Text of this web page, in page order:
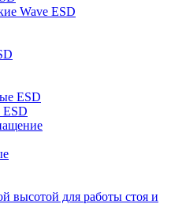
Wave ESD
ESD
ESD
высотой для работы стоя и